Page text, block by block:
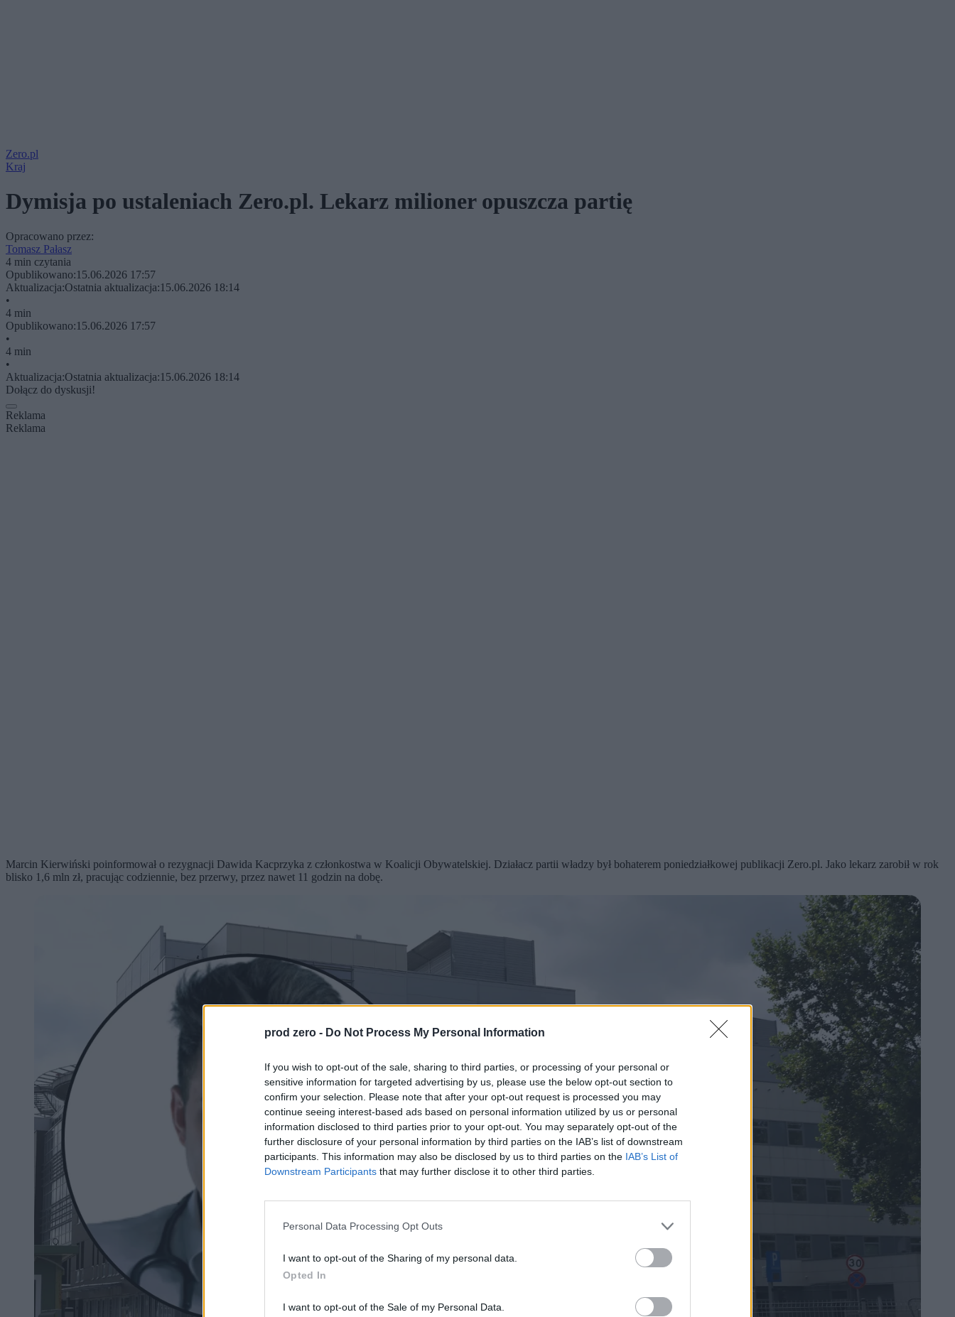
prod zero - Do Not Process My Personal Information
If you wish to opt-out of the sale, sharing to third parties, or processing of your personal or
sensitive information for targeted advertising by us, please use the below opt-out section to
confirm your selection. Please note that after your opt-out request is processed you may
continue seeing interest-based ads based on personal information utilized by us or personal
information disclosed to third parties prior to your opt-out. You may separately opt-out of the
further disclosure of your personal information by third parties on the IAB’s list of downstream
participants. This information may also be disclosed by us to third parties on the IAB’s List of
Downstream Participants that may further disclose it to other third parties.
Personal Data Processing Opt Outs
I want to opt-out of the Sharing of my personal data.
Opted In
I want to opt-out of the Sale of my Personal Data.
Zero.pl
Kraj
Dymisja po ustaleniach Zero.pl. Lekarz milioner opuszcza partię
Opracowano przez:
Tomasz Pałasz
4 min czytania
Opublikowano:15.06.2026 17:57
Aktualizacja:Ostatnia aktualizacja:15.06.2026 18:14
•
4 min
Opublikowano:15.06.2026 17:57
•
4 min
•
Aktualizacja:Ostatnia aktualizacja:15.06.2026 18:14
Dołącz do dyskusji!
Reklama
Reklama
Marcin Kierwiński poinformował o rezygnacji Dawida Kacprzyka z członkostwa w Koalicji Obywatelskiej. Działacz partii władzy był bohaterem poniedziałkowej publikacji Zero.pl. Jako lekarz zarobił w rok
blisko 1,6 mln zł, pracując codziennie, bez przerwy, przez nawet 11 godzin na dobę.